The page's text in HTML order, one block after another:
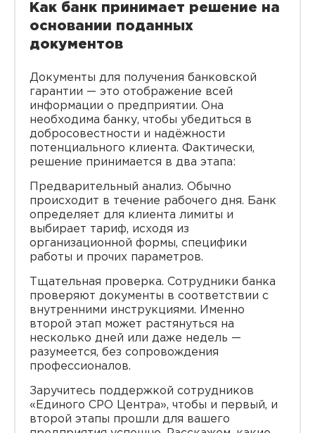
Как банк принимает решение на
основании поданных
документов
Документы для получения банковской
гарантии — это отображение всей
информации о предприятии. Она
необходима банку, чтобы убедиться в
добросовестности и надёжности
потенциального клиента. Фактически,
решение принимается в два этапа:
Предварительный анализ. Обычно
происходит в течение рабочего дня. Банк
определяет для клиента лимиты и
выбирает тариф, исходя из
организационной формы, специфики
работы и прочих параметров.
Тщательная проверка. Сотрудники банка
проверяют документы в соответствии с
внутренними инструкциями. Именно
второй этап может растянуться на
несколько дней или даже недель —
разумеется, без сопровождения
профессионалов.
Заручитесь поддержкой сотрудников
«Единого СРО Центра», чтобы и первый, и
второй этапы прошли для вашего